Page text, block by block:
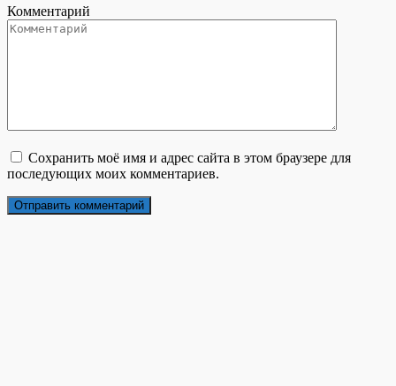
Комментарий
Сохранить моё имя и адрес сайта в этом браузере для
последующих моих комментариев.